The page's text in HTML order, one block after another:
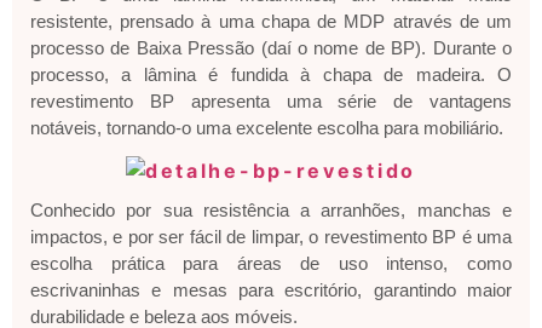
resistente, prensado à uma chapa de MDP através de um
processo de Baixa Pressão (daí o nome de BP). Durante o
processo, a lâmina é fundida à chapa de madeira. O
revestimento BP apresenta uma série de vantagens
notáveis, tornando-o uma excelente escolha para mobiliário.
Conhecido por sua resistência a arranhões, manchas e
impactos, e por ser fácil de limpar, o revestimento BP é uma
escolha prática para áreas de uso intenso, como
escrivaninhas e mesas para escritório, garantindo maior
durabilidade e beleza aos móveis.